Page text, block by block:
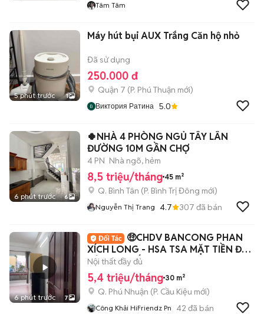
Tâm Tâm
5 phút trước 1
Máy hút bụi AUX Trắng Căn hộ nhỏ
Đã sử dụng
250.000 đ
Quận 7 (P. Phú Thuận mới)
Виктория Ратина 5.0
6 phút trước 6
🍀NHÀ 4 PHÒNG NGỦ TÂY LÂN
ĐƯỜNG 10M GẦN CHỢ
4 PN Nhà ngõ, hẻm
8,5 triệu/tháng 45 m²
Q. Bình Tân (P. Bình Trị Đông mới)
Nguyễn Thị Trang 4.7 307 đã bán
6 phút trước 7
🤑CHDV BANCONG PHAN
XÍCH LONG - HSA TSA MẶT TIỀN ĐẦY
ĐỦ NỘI THẤT
Nội thất đầy đủ
5,4 triệu/tháng 30 m²
Q. Phú Nhuận (P. Cầu Kiệu mới)
Công Khải HiFriendz Pn 42 đã bán